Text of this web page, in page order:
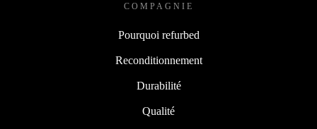
COMPAGNIE
Pourquoi refurbed
Reconditionnement
Durabilité
Qualité